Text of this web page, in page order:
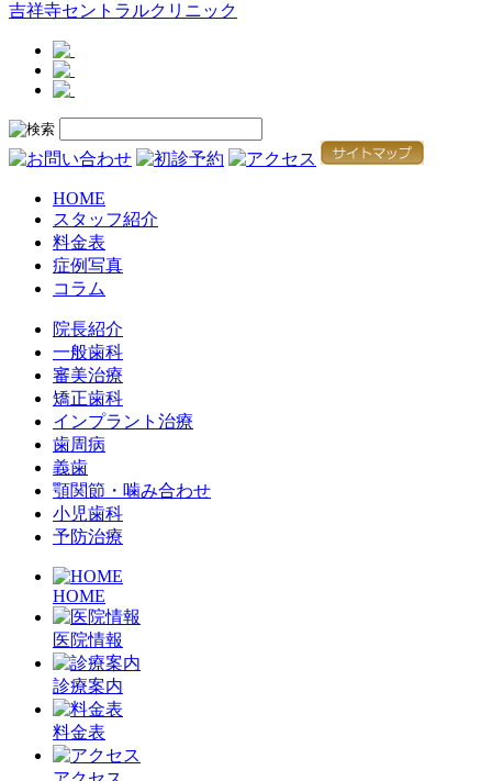
吉祥寺セントラルクリニック
HOME
スタッフ紹介
料金表
症例写真
コラム
院長紹介
一般歯科
審美治療
矯正歯科
インプラント治療
歯周病
義歯
顎関節・噛み合わせ
小児歯科
予防治療
HOME
医院情報
診療案内
料金表